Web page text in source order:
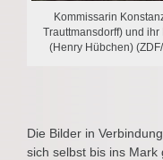
Kommissarin
Trauttmansdorff) und
(Henry Hübchen)
Die Bilder in
sich selbst bis ins